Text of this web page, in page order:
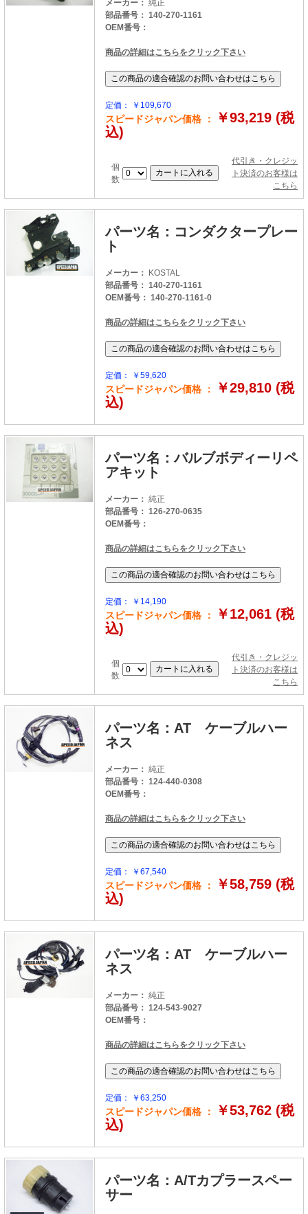
メーカー： 純正
部品番号： 140-270-1161
OEM番号：
商品の詳細はこちらをクリック下さい
定価： ￥109,670
スピードジャパン価格 ：
￥93,219 (税
込)
個
数
代引き・クレジッ
ト決済のお客様は
こちら
パーツ名：コンダクタープレー
ト
メーカー： KOSTAL
部品番号： 140-270-1161
OEM番号： 140-270-1161-0
商品の詳細はこちらをクリック下さい
定価： ￥59,620
スピードジャパン価格 ：
￥29,810 (税
込)
パーツ名：バルブボディーリペ
アキット
メーカー： 純正
部品番号： 126-270-0635
OEM番号：
商品の詳細はこちらをクリック下さい
定価： ￥14,190
スピードジャパン価格 ：
￥12,061 (税
込)
個
数
代引き・クレジッ
ト決済のお客様は
こちら
パーツ名：AT ケーブルハー
ネス
メーカー： 純正
部品番号： 124-440-0308
OEM番号：
商品の詳細はこちらをクリック下さい
定価： ￥67,540
スピードジャパン価格 ：
￥58,759 (税
込)
パーツ名：AT ケーブルハー
ネス
メーカー： 純正
部品番号： 124-543-9027
OEM番号：
商品の詳細はこちらをクリック下さい
定価： ￥63,250
スピードジャパン価格 ：
￥53,762 (税
込)
パーツ名：A/Tカプラースペー
サー